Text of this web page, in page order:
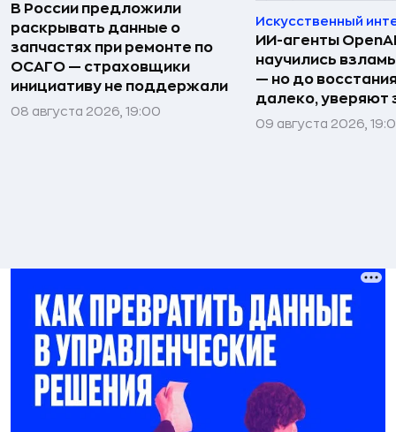
В России предложили
раскрывать данные о
запчастях при ремонте по
ОСАГО — страховщики
инициативу не поддержали
08 августа 2026, 19:00
Искусственный
ИИ-агенты
научились
— но до
далеко, уверяют
09 августа 2026,